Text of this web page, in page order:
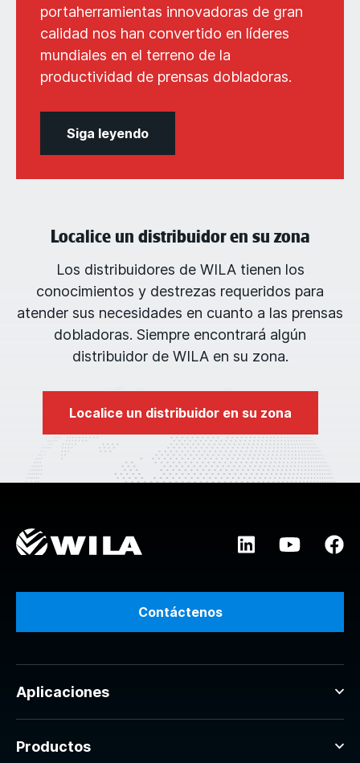
portaherramientas innovadoras de gran
calidad nos han convertido en líderes
mundiales en el terreno de la
productividad de prensas dobladoras.
Siga leyendo
Localice un distribuidor en su zona
Los distribuidores de WILA tienen los
conocimientos y destrezas requeridos para
atender sus necesidades en cuanto a las prensas
dobladoras. Siempre encontrará algún
distribuidor de WILA en su zona.
Localice un distribuidor en su zona
Contáctenos
Aplicaciones
Productos